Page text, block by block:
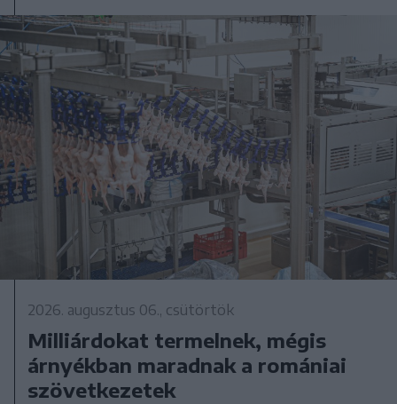
2026. augusztus 06., csütörtök
Milliárdokat termelnek, mégis
árnyékban maradnak a romániai
szövetkezetek